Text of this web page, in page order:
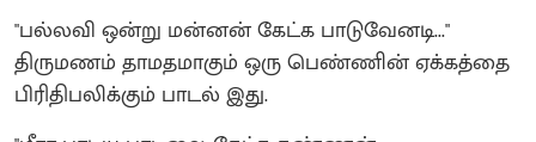
"பல்லவி ஒன்று மன்னன் கேட்க பாடுவேனடி..."
திருமணம் தாமதமாகும் ஒரு பெண்ணின் ஏக்கத்தை
பிரிதிபலிக்கும் பாடல் இது.